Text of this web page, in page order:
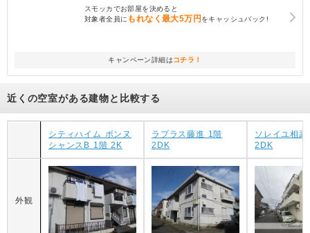
スモッカでお部屋を決めると
対象者全員に もれなく最大5万円をキャッシュバック!
キャンペーン詳細はコチラ！
近くの空室がある建物と比較する
シティハイム ボンヌ
シャンスB 1階 2K
ラプラス藤進 1階
2DK
ソレイユ相
2DK
外観